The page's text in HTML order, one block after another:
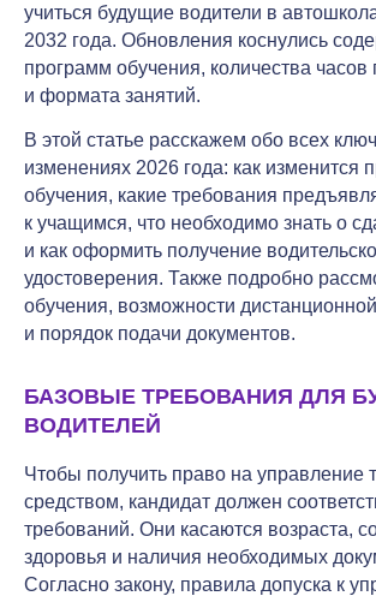
учиться будущие водители в
2032 года. Обновления коснулись
программ обучения, количества часов
и формата занятий.
В этой статье расскажем обо всех
изменениях 2026 года: как изменится
обучения, какие требования
к учащимся, что необходимо знать о
и как оформить получение
удостоверения. Также подробно
обучения, возможности
и порядок подачи документов.
БАЗОВЫЕ ТРЕБОВАНИЯ ДЛЯ
ВОДИТЕЛЕЙ
Чтобы получить право на управление
средством, кандидат должен
требований. Они касаются возраста,
здоровья и наличия необходимых
Согласно закону, правила допуска к